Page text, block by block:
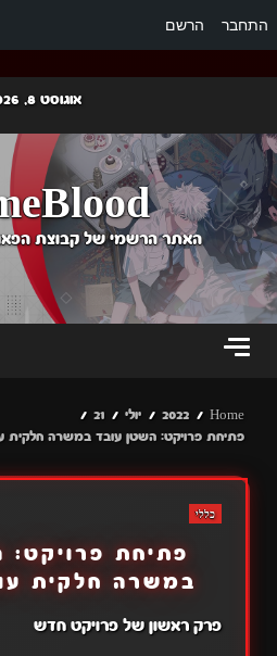
התחבר הרשם
content
אוגוסט 8, 2026
האתר הרשמי של קבוצת
Home
2022 יולי
21
פתיחת פרויקט: השטן עובד במשרה חלקית עונה 2
כללי
פתיחת פרויקט:
במשרה חלקית עונה 2
פרק ראשון של פרויקט חדש